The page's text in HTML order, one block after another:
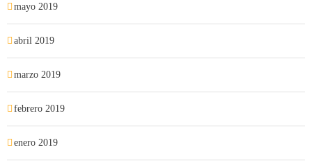
mayo 2019
abril 2019
marzo 2019
febrero 2019
enero 2019